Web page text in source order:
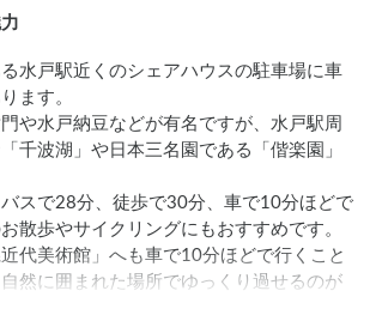
水戸駅近くのシェアハウスの駐車場に車
ます。
や水戸納豆などが有名ですが、水戸駅周
千波湖」や日本三名園である「偕楽園」
スで28分、徒歩で30分、車で10分ほどで
散歩やサイクリングにもおすすめです。
代美術館」へも車で10分ほどで行くこと
然に囲まれた場所でゆっくり過せるのが